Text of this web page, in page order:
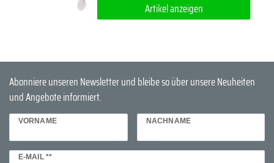
Artikel anzeigen
Abonniere unseren Newsletter und bleibe so über unsere Neuheiten
und Angebote informiert.
VORNAME NACHNAME
E-MAIL **
Newsletter